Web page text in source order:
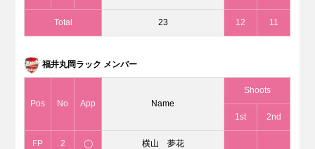
Total 23 12 11
福井丸岡ラック メンバー
Pos No App Name
Shoots
1st 2nd
FP 2 ◯ 横山 夢花